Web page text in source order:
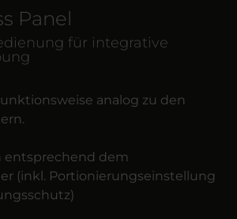
Panel
für integrative
analog zu den
entsprechend dem
(inkl. Portionierungseinstellung